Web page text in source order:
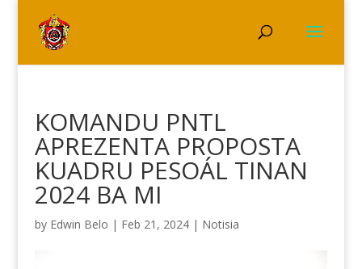
KOMANDU PNTL
APREZENTA PROPOSTA
KUADRU PESOÁL TINAN
2024 BA MI
by Edwin Belo | Feb 21, 2024| Notisia